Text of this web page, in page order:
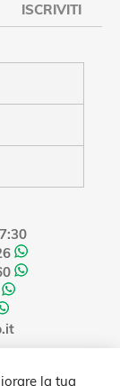
ISCRIVITI
la tua